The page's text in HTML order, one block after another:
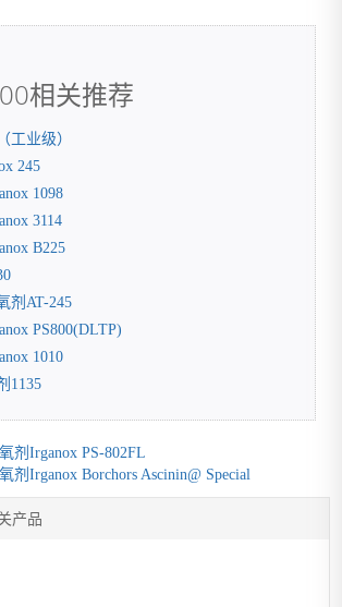
相关推荐
工业级）
245
1098
3114
B225
剂AT-245
PS800(DLTP)
1010
1135
剂Irganox PS-802FL
剂Irganox Borchors Ascinin@ Special
产品